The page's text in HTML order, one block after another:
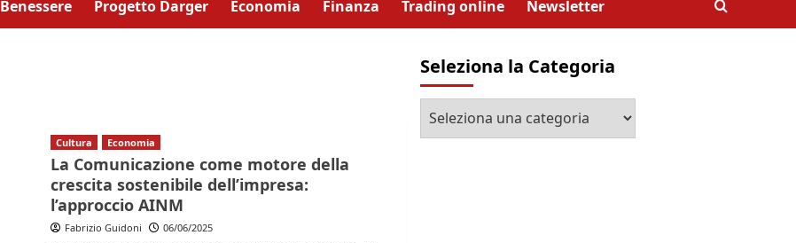
Benessere Progetto Darger Economia Finanza Trading online Newsletter
Cultura Economia
La Comunicazione come motore della
crescita sostenibile dell’impresa:
l’approccio AINM
Fabrizio Guidoni 06/06/2025
Seleziona la Categoria
Seleziona
la